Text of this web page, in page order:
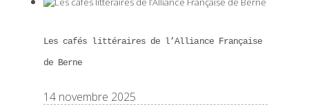
Les cafés littéraires de l’Alliance Française
de Berne
14 novembre 2025